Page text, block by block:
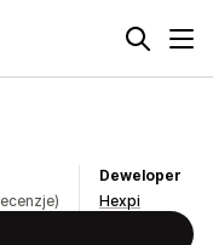
Deweloper
Hexpi